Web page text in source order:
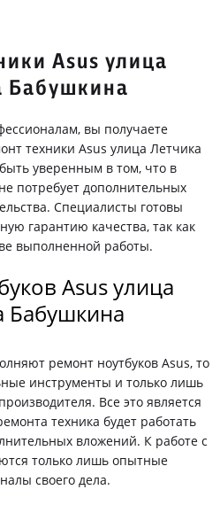
Asus улица
Бабушкина
вы получаете
техники Asus улица Летчика
уверенным в том, что в
потребует дополнительных
Специалисты готовы
гарантию качества, так как
выполненной работы.
Asus улица
Бабушкина
ремонт ноутбуков Asus, то
инструменты и только лишь
Все это является
техника будет работать
вложений. К работе с
только лишь опытные
своего дела.